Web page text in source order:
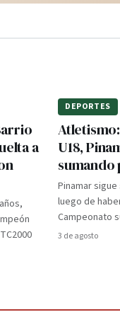
a
DEPORTES
U18,
Pinamar
luego de
Campeonato
3 de agosto